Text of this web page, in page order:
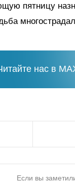
пятницу
нас в
Если вы